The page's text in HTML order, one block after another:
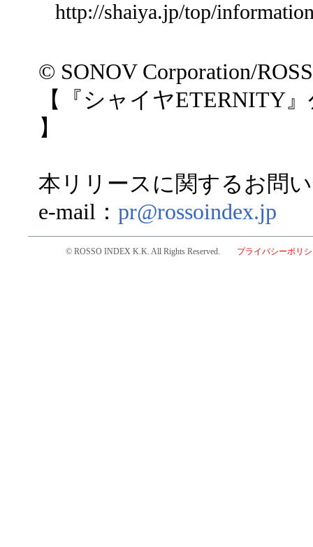
http://shaiya.jp/top/
© SONOV Corporation/
【『シャイヤETERNITY
】
本リリースに関するお問
e-mail： pr@rossoindex.jp